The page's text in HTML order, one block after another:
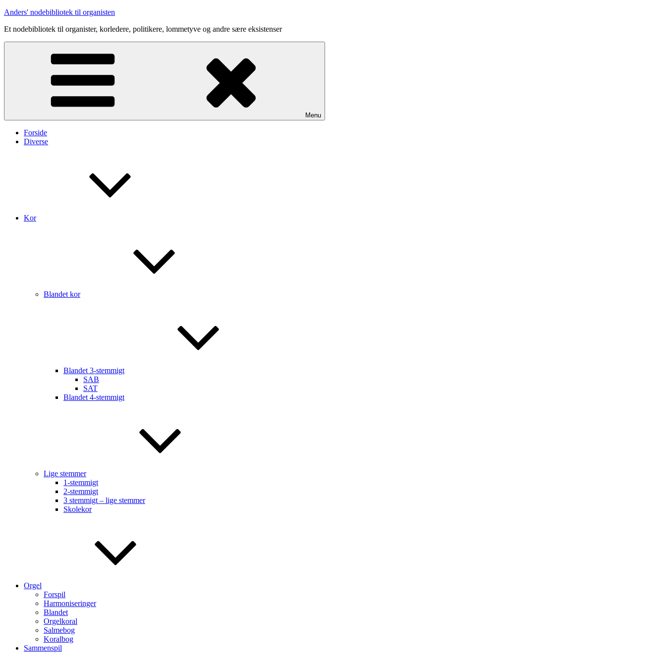
Videre
indhold
Anders' nodebibliotek til organisten
Et nodebibliotek til organister, korledere, politikere, lommetyve og andre sære eksistenser
Menu
Forside
Diverse
Kor
Blandet kor
Blandet 3-stemmigt
SAB
SAT
Blandet 4-stemmigt
Lige stemmer
1-stemmigt
2-stemmigt
3 stemmigt – lige stemmer
Skolekor
Orgel
Forspil
Harmoniseringer
Blandet
Orgelkoral
Salmebog
Koralbog
Sammenspil